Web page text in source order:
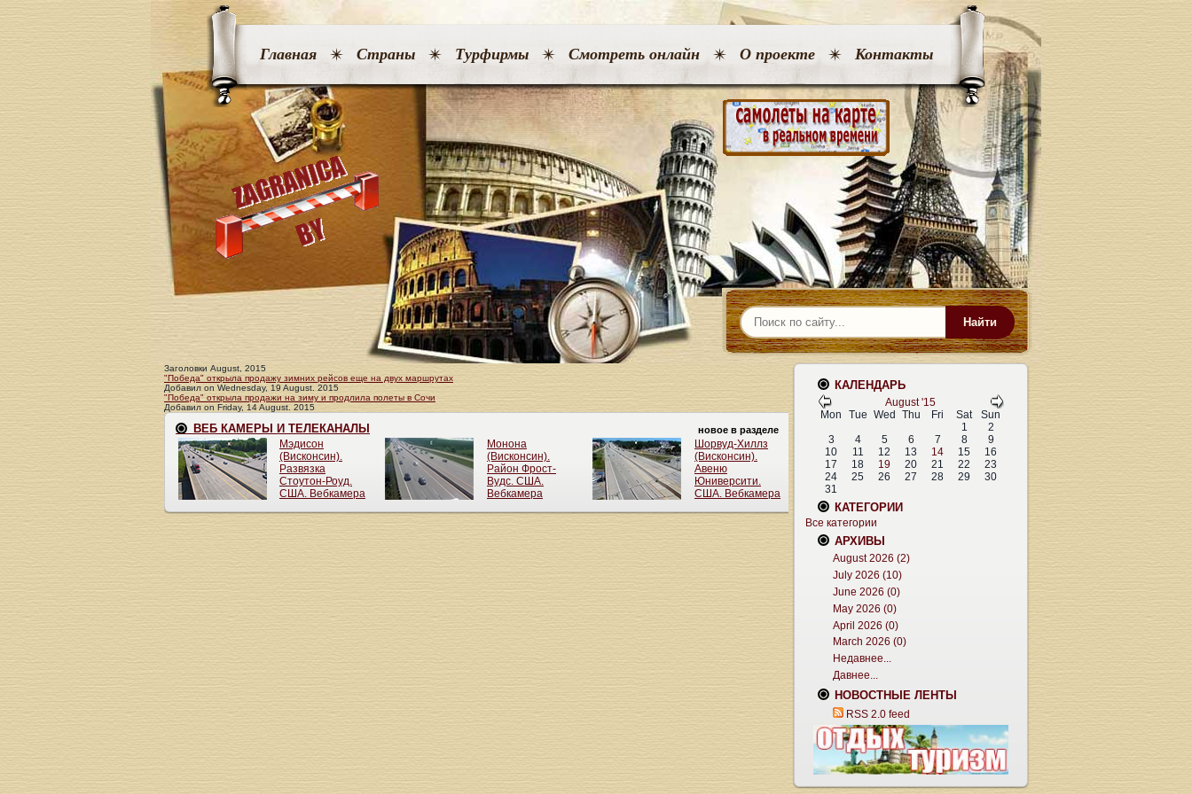
Главная Страны Турфирмы Смотреть онлайн О проекте Контакты
Найти
Заголовки August, 2015
"Победа" открыла продажу зимних рейсов еще на двух маршрутах
Добавил on Wednesday, 19 August. 2015
"Победа" открыла продажи на зиму и продлила полеты в Сочи
Добавил on Friday, 14 August. 2015
КАЛЕНДАРЬ
August '15
Mon
Tue Wed Thu Fri Sat
Sun
1
2
3
4 5 6 7 8
9
10
11 12 13 14 15
16
17
18 19 20 21 22
23
24
25 26 27 28 29
30
31
КАТЕГОРИИ
Все категории
АРХИВЫ
August 2026 (2)
July 2026 (10)
June 2026 (0)
May 2026 (0)
April 2026 (0)
March 2026 (0)
Недавнее...
Давнее...
НОВОСТНЫЕ ЛЕНТЫ
RSS 2.0 feed